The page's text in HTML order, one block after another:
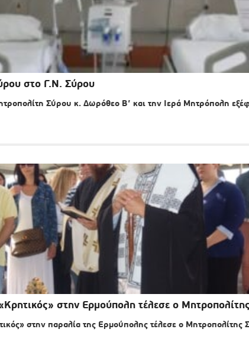
στο Γ.Ν. Σύρου
Σύρου κ. Δωρόθεο Β’ και την Ιερά Μητρόπολη
στην Ερμούπολη τέλεσε ο
στην παραλία της Ερμούπολης τέλεσε ο